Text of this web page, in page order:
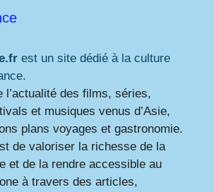
est un site dédié à la culture
l’actualité des films, séries,
et musiques venus d’Asie,
plans voyages et gastronomie.
de valoriser la richesse de la
et de la rendre accessible au
à travers des articles,